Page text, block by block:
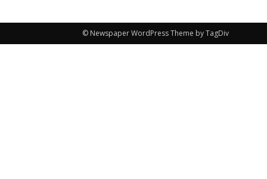
© Newspaper WordPress Theme by TagDiv